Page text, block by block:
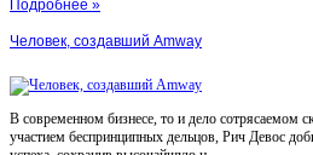
Подробнее »
Человек, создавший Amway
В современном бизнесе, то и дело сотрясаемом
участием беспринципных дельцов, Рич Девос